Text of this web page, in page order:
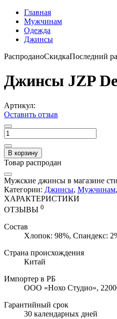
Главная
Мужчинам
Одежда
Джинсы
РаспроданоСкидкаПоследний
Джинсы JZP
Артикул:
Оставить отзыв
В корзину
Товар распродан
Мужские джинсы в магазине
Категории: Джинсы, Мужчинам,
ХАРАКТЕРИСТИКИ
ОТЗЫВЫ 0
Состав
Хлопок: 98%, Спандекс:
Страна происхождения
Китай
Импортер в РБ
ООО «Нохо Студио»,
Гарантийный срок
30 календарных дней